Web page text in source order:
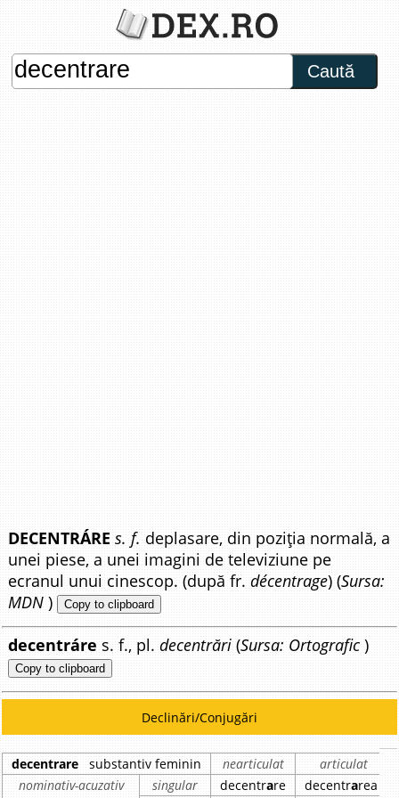
Caută
DECENTRÁRE s. f. deplasare, din poziția normală, a
unei piese, a unei imagini de televiziune pe
ecranul unui cinescop. (după fr.décentrage) (Sursa:
MDN ) Copy to clipboard
decentráres. f., pl.decentrări (Sursa: Ortografic )
Copy to clipboard
Declinări/Conjugări
decentrare substantiv feminin nearticulat
articulat
nominativ-acuzativ
singular decentrare decentrarea